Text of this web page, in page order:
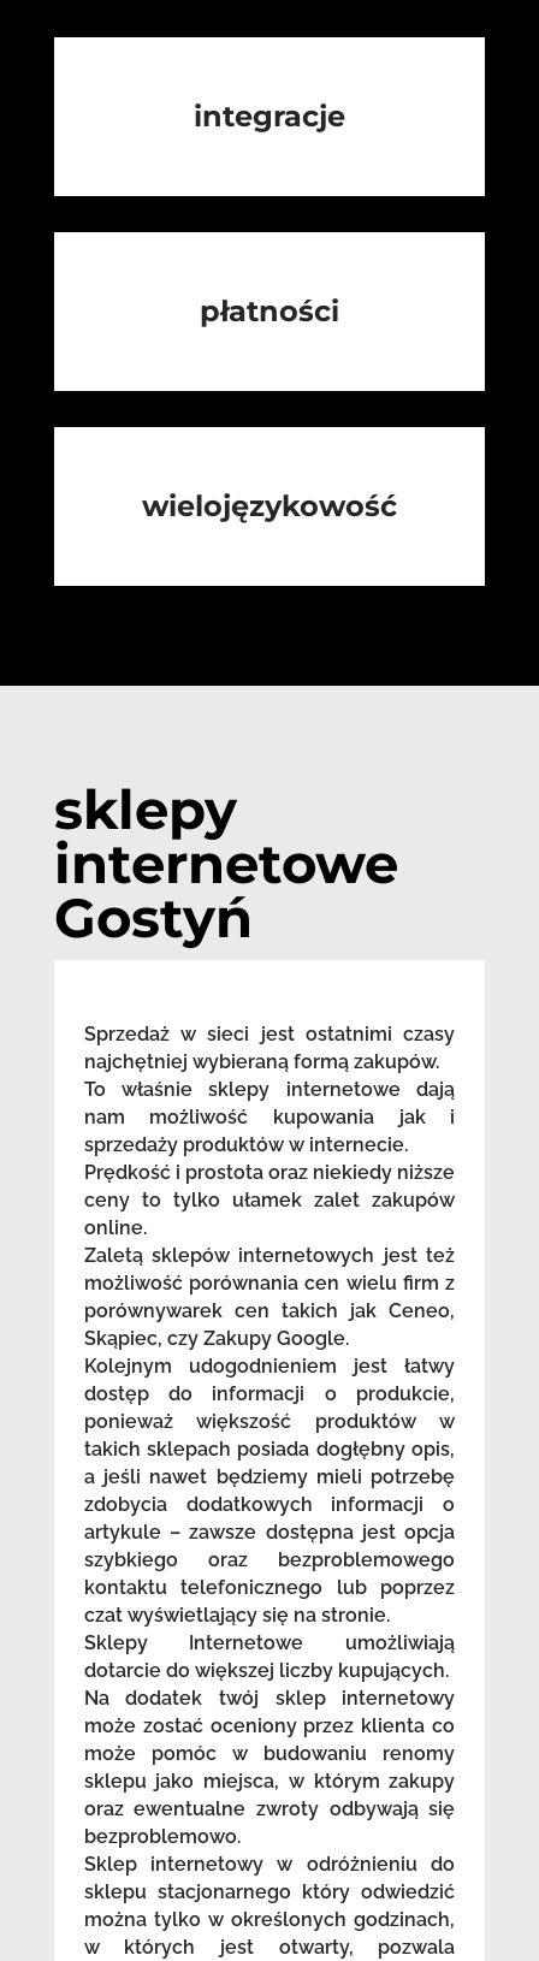
integracje
płatności
wielojęzykowość
sklepy
internetowe
Gostyń
Sprzedaż w sieci jest ostatnimi czasy
najchętniej wybieraną formą zakupów.
To właśnie sklepy internetowe dają
nam możliwość kupowania jak i
sprzedaży produktów w internecie.
Prędkość i prostota oraz niekiedy niższe
ceny to tylko ułamek zalet zakupów
online.
Zaletą sklepów internetowych jest też
możliwość porównania cen wielu firm z
porównywarek cen takich jak Ceneo,
Skąpiec, czy Zakupy Google.
Kolejnym udogodnieniem jest łatwy
dostęp do informacji o produkcie,
ponieważ większość produktów w
takich sklepach posiada dogłębny opis,
a jeśli nawet będziemy mieli potrzebę
zdobycia dodatkowych informacji o
artykule – zawsze dostępna jest opcja
szybkiego oraz bezproblemowego
kontaktu telefonicznego lub poprzez
czat wyświetlający się na stronie.
Sklepy Internetowe umożliwiają
dotarcie do większej liczby kupujących.
Na dodatek twój sklep internetowy
może zostać oceniony przez klienta co
może pomóc w budowaniu renomy
sklepu jako miejsca, w którym zakupy
oraz ewentualne zwroty odbywają się
bezproblemowo.
Sklep internetowy w odróżnieniu do
sklepu stacjonarnego który odwiedzić
można tylko w określonych godzinach,
w których jest otwarty, pozwala